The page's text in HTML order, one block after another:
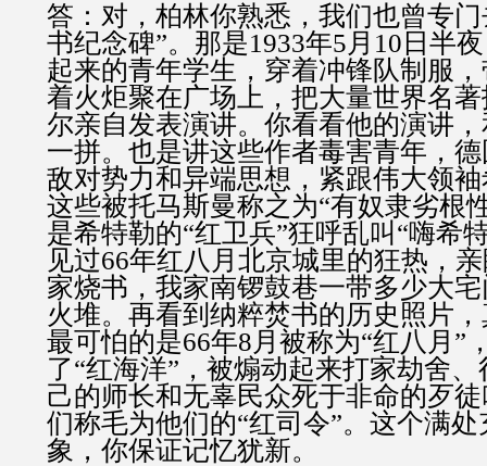
答：对，柏林你熟悉，我们也曾专
书纪念碑”。那是1933年5月10日半
起来的青年学生，穿着冲锋队制服
着火炬聚在广场上，把大量世界名
尔亲自发表演讲。你看看他的演讲
一拼。也是讲这些作者毒害青年，
敌对势力和异端思想，紧跟伟大领
这些被托马斯曼称之为“有奴隶劣根
是希特勒的“红卫兵”狂呼乱叫“嗨希
见过66年红八月北京城里的狂热，
家烧书，我家南锣鼓巷一带多少大
火堆。再看到纳粹焚书的历史照片
最可怕的是66年8月被称为“红八月”
了“红海洋”，被煽动起来打家劫舍
己的师长和无辜民众死于非命的歹
们称毛为他们的“红司令”。这个满处
象，你保证记忆犹新。